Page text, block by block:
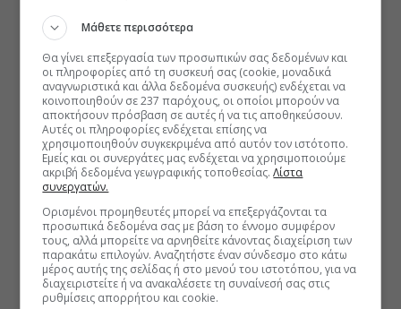
Μάθετε περισσότερα
Θα γίνει επεξεργασία των προσωπικών σας δεδομένων και
οι πληροφορίες από τη συσκευή σας (cookie, μοναδικά
αναγνωριστικά και άλλα δεδομένα συσκευής) ενδέχεται να
κοινοποιηθούν σε 237 παρόχους, οι οποίοι μπορούν να
αποκτήσουν πρόσβαση σε αυτές ή να τις αποθηκεύσουν.
Αυτές οι πληροφορίες ενδέχεται επίσης να
χρησιμοποιηθούν συγκεκριμένα από αυτόν τον ιστότοπο.
Εμείς και οι συνεργάτες μας ενδέχεται να χρησιμοποιούμε
ακριβή δεδομένα γεωγραφικής τοποθεσίας.Λίστα
συνεργατών.
Ορισμένοι προμηθευτές μπορεί να επεξεργάζονται τα
προσωπικά δεδομένα σας με βάση το έννομο συμφέρον
τους, αλλά μπορείτε να αρνηθείτε κάνοντας διαχείριση των
παρακάτω επιλογών. Αναζητήστε έναν σύνδεσμο στο κάτω
μέρος αυτής της σελίδας ή στο μενού του ιστοτόπου, για να
διαχειριστείτε ή να ανακαλέσετε τη συναίνεσή σας στις
ρυθμίσεις απορρήτου και cookie.